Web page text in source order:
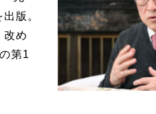
版。
改め
第1